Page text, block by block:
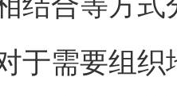
需要组织